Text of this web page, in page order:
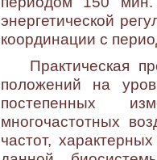
энергетической
координации с
Практическая
положений на
постепенных
многочастотных
частот,